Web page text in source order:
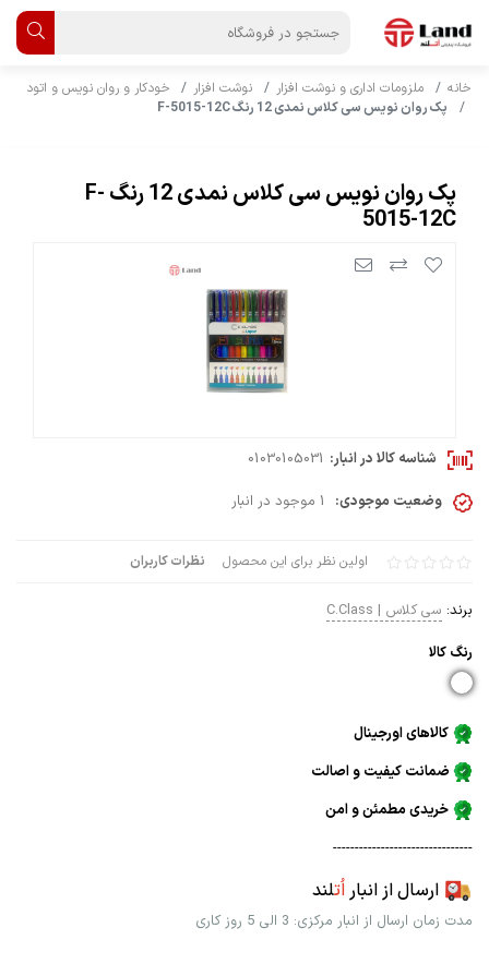
خانه ملزومات اداری و نوشت افزار نوشت افزار
خودکار و روان نویس و اتود
پک روان نویس سی کلاس نمدی 12 رنگ F-5015-12C
پک روان نویس سی کلاس نمدی 12 رنگ F-
5015-12C
اولین نظر برای این محصول نظرات کاربران
برند: سی کلاس | C.Class
رنگ كالا
کالاهای اورجینال
ضمانت کیفیت و اصالت
خریدی مطمئن و امن
--------------------------------
ارسال از انباراُتلند
مدت زمان ارسال از انبار مرکزی: 3 الی 5 روز کاری
شناسه کالا در انبار: 01030105031
وضعیت موجودی: 1 موجود در انبار